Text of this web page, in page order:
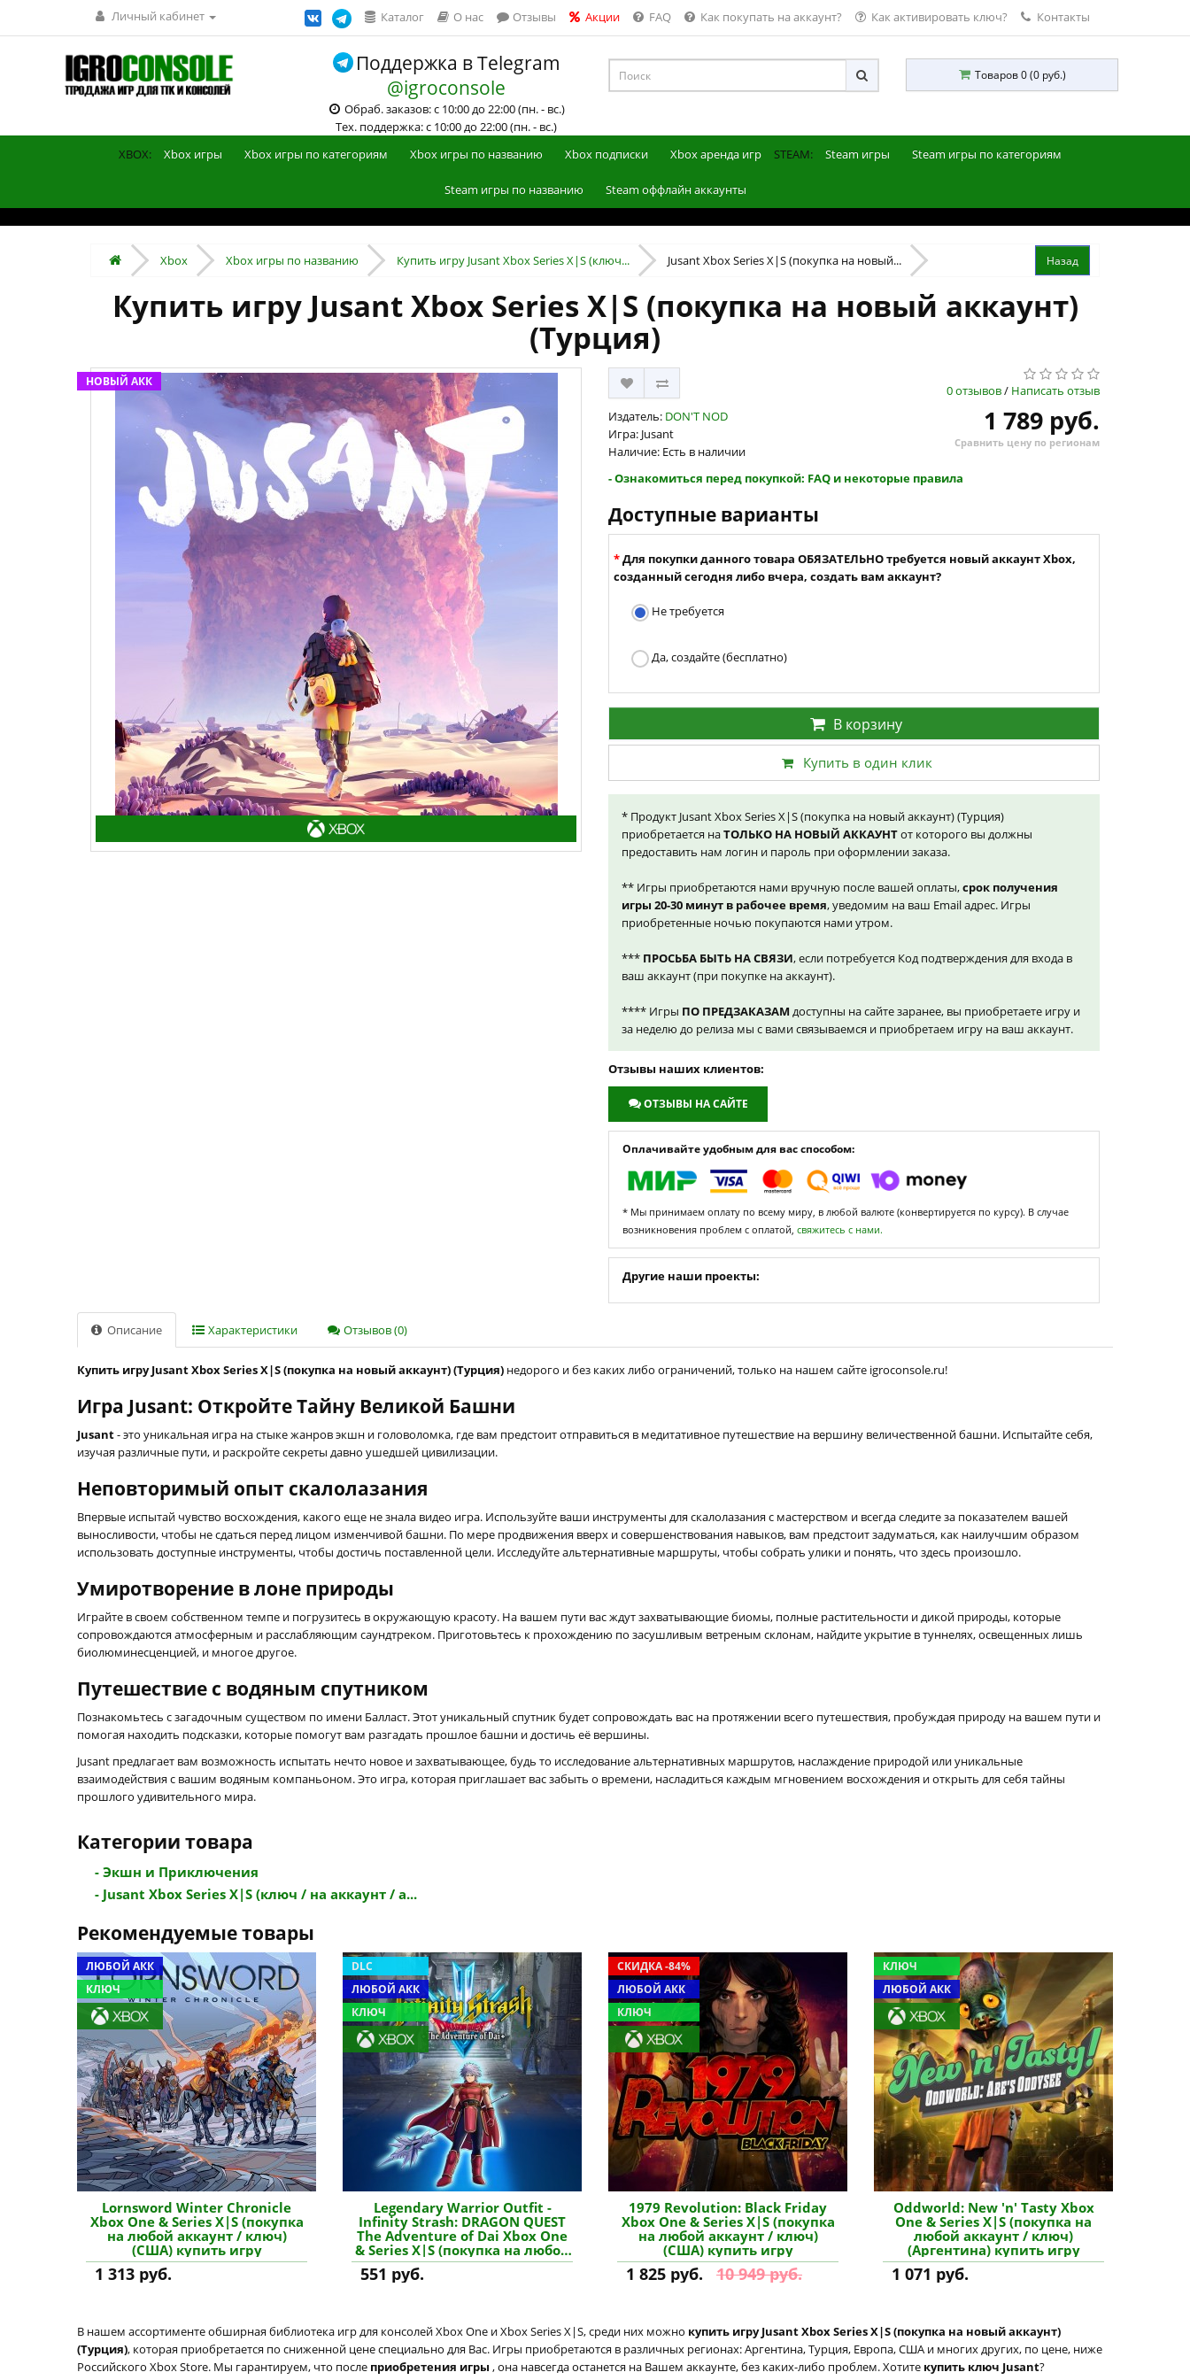
Личный кабинет Каталог О нас Отзывы Акции FAQ Как покупать на аккаунт? Как активировать ключ? Контакты
Поддержка в Telegram
@igroconsole
Обраб. заказов: с 10:00 до 22:00 (пн. - вс.)
Тех. поддержка: с 10:00 до 22:00 (пн. - вс.)
Товаров 0 (0 руб.)
XBOX: Xbox игры Xbox игры по категориям Xbox игры по названию Xbox подписки Xbox аренда игр STEAM: Steam игры Steam игры по категориям
Steam игры по названию Steam оффлайн аккаунты
Xbox Xbox игры по названию Купить игру Jusant Xbox Series X|S (ключ... Jusant Xbox Series X|S (покупка на новый...
Купить игру Jusant Xbox Series X|S (покупка на новый аккаунт)
(Турция)
НОВЫЙ АКК
0 отзывов/ Написать отзыв
Издатель: DON'T NOD
Игра: Jusant
Наличие: Есть в наличии
1 789 руб.
Сравнить цену по регионам
- Ознакомиться перед покупкой: FAQ и некоторые правила
Доступные варианты
Для покупки данного товара ОБЯЗАТЕЛЬНО требуется новый аккаунт Xbox,
созданный сегодня либо вчера, создать вам аккаунт?
Не требуется
Да, создайте (бесплатно)
В корзину
Купить в один клик
* Продукт Jusant Xbox Series X|S (покупка на новый аккаунт) (Турция)
приобретается наТОЛЬКО НА НОВЫЙ АККАУНТот которого вы должны
предоставить нам логин и пароль при оформлении заказа.
** Игры приобретаются нами вручную после вашей оплаты,срок получения
игры 20-30 минут в рабочее время, уведомим на ваш Email адрес. Игры
приобретенные ночью покупаются нами утром.
*** ПРОСЬБА БЫТЬ НА СВЯЗИ, если потребуется Код подтверждения для входа в
ваш аккаунт (при покупке на аккаунт).
**** Игры ПО ПРЕДЗАКАЗАМ доступны на сайте заранее, вы приобретаете игру и
за неделю до релиза мы с вами связываемся и приобретаем игру на ваш аккаунт.
Отзывы наших клиентов:
ОТЗЫВЫ НА САЙТЕ
Оплачивайте удобным для вас способом:
* Мы принимаем оплату по всему миру, в любой валюте (конвертируется по курсу). В случае
возникновения проблем с оплатой, свяжитесь с нами.
Другие наши проекты:
Описание Характеристики Отзывов (0)
Купить игру Jusant Xbox Series X|S (покупка на новый аккаунт) (Турция) недорого и без каких либо ограничений, только на нашем сайте igroconsole.ru!
Игра Jusant: Откройте Тайну Великой Башни
Jusant- это уникальная игра на стыке жанров экшн и головоломка, где вам предстоит отправиться в медитативное путешествие на вершину величественной башни. Испытайте себя,
изучая различные пути, и раскройте секреты давно ушедшей цивилизации.
Неповторимый опыт скалолазания
Впервые испытай чувство восхождения, какого еще не знала видео игра. Используйте ваши инструменты для скалолазания с мастерством и всегда следите за показателем вашей
выносливости, чтобы не сдаться перед лицом изменчивой башни. По мере продвижения вверх и совершенствования навыков, вам предстоит задуматься, как наилучшим образом
использовать доступные инструменты, чтобы достичь поставленной цели. Исследуйте альтернативные маршруты, чтобы собрать улики и понять, что здесь произошло.
Умиротворение в лоне природы
Играйте в своем собственном темпе и погрузитесь в окружающую красоту. На вашем пути вас ждут захватывающие биомы, полные растительности и дикой природы, которые
сопровождаются атмосферным и расслабляющим саундтреком. Приготовьтесь к прохождению по засушливым ветреным склонам, найдите укрытие в туннелях, освещенных лишь
биолюминесценцией, и многое другое.
Путешествие с водяным спутником
Познакомьтесь с загадочным существом по имени Балласт. Этот уникальный спутник будет сопровождать вас на протяжении всего путешествия, пробуждая природу на вашем пути и
помогая находить подсказки, которые помогут вам разгадать прошлое башни и достичь её вершины.
Jusant предлагает вам возможность испытать нечто новое и захватывающее, будь то исследование альтернативных маршрутов, наслаждение природой или уникальные
взаимодействия с вашим водяным компаньоном. Это игра, которая приглашает вас забыть о времени, насладиться каждым мгновением восхождения и открыть для себя тайны
прошлого удивительного мира.
Категории товара
- Экшн и Приключения
- Jusant Xbox Series X|S (ключ / на аккаунт / а...
Рекомендуемые товары
ЛЮБОЙ АКК
КЛЮЧ
Lornsword Winter Chronicle
Xbox One & Series X|S (покупка
на любой аккаунт / ключ)
(США) купить игру
1 313 руб.
DLC
ЛЮБОЙ АКК
КЛЮЧ
Legendary Warrior Outfit -
Infinity Strash: DRAGON QUEST
The Adventure of Dai Xbox One
& Series X|S (покупка на любой
аккаунт / ключ) (США) купить
дополнение
551 руб.
СКИДКА -84%
ЛЮБОЙ АКК
КЛЮЧ
1979 Revolution: Black Friday
Xbox One & Series X|S (покупка
на любой аккаунт / ключ)
(США) купить игру
1 825 руб. 10 949 руб.
КЛЮЧ
ЛЮБОЙ АКК
Oddworld: New 'n' Tasty Xbox
One & Series X|S (покупка на
любой аккаунт / ключ)
(Аргентина) купить игру
1 071 руб.
В нашем ассортименте обширная библиотека игр для консолей Xbox One и Xbox Series X|S, среди них можно купить игру Jusant Xbox Series X|S (покупка на новый аккаунт)
(Турция), которая приобретается по сниженной цене специально для Вас. Игры приобретаются в различных регионах: Аргентина, Турция, Европа, США и многих других, по цене, ниже
Российского Xbox Store. Мы гарантируем, что после приобретения игры , она навсегда останется на Вашем аккаунте, без каких-либо проблем. Хотите купить ключ Jusant?